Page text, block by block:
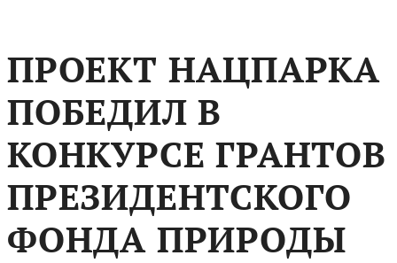
​ПРОЕКТ НАЦПАРКА
ПОБЕДИЛ В
КОНКУРСЕ ГРАНТОВ
ПРЕЗИДЕНТСКОГО
ФОНДА ПРИРОДЫ